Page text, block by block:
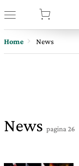
Home News
News pagina 26